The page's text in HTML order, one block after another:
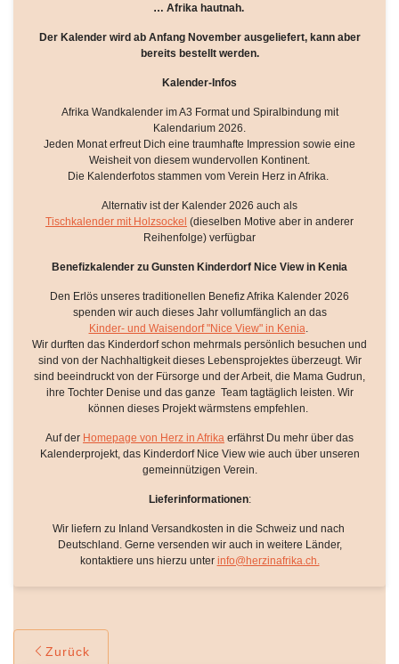
… Afrika hautnah.
Der Kalender wird ab Anfang November ausgeliefert, kann aber
bereits bestellt werden.
Kalender-Infos
Afrika Wandkalender im A3 Format und Spiralbindung mit
Kalendarium 2026.
Jeden Monat erfreut Dich eine traumhafte Impression sowie eine
Weisheit von diesem wundervollen Kontinent.
Die Kalenderfotos stammen vom Verein Herz in Afrika.
Alternativ ist der Kalender 2026 auch als
Tischkalender mit Holzsockel (dieselben Motive aber in anderer
Reihenfolge) verfügbar
Benefizkalender zu Gunsten Kinderdorf Nice View in Kenia
Den Erlös unseres traditionellen Benefiz Afrika Kalender 2026
spenden wir auch dieses Jahr vollumfänglich an das
Kinder- und Waisendorf "Nice View" in Kenia
Wir durften das Kinderdorf schon mehrmals persönlich besuchen und
sind von der Nachhaltigkeit dieses Lebensprojektes überzeugt. Wir
sind beeindruckt von der Fürsorge und der Arbeit, die Mama Gudrun,
ihre Tochter Denise und das ganze Team tagtäglich leisten. Wir
können dieses Projekt wärmstens empfehlen.
Auf der Homepage von Herz in Afrika erfährst Du mehr über das
Kalenderprojekt, das Kinderdorf Nice View wie auch über unseren
gemeinnützigen Verein.
Lieferinformationen:
Wir liefern zu Inland Versandkosten in die Schweiz und nach
Deutschland. Gerne versenden wir auch in weitere Länder,
kontaktiere uns hierzu unter info@herzinafrika.ch.
Zurück